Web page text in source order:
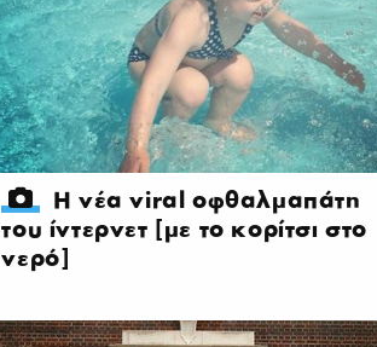
Η νέα viral οφθαλμαπάτη
του ίντερνετ [με το κορίτσι στο
νερό]